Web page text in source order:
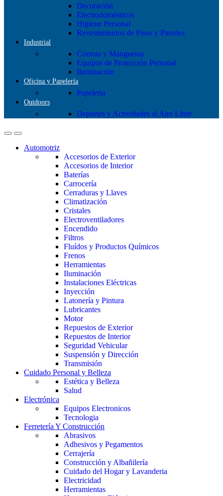
Decoración
Electrodomésticos
Higiene Personal
Revestimientos de Pisos y Paredes
Industrial
Correas y Mangueras
Equipos de Protección Personal
Iluminación
Oficina y Papelería
Papeleria
Outdoors
Deportes y Actividades al Aire Libre
Automotriz
Accesorios de Exterior
Accesorios de Interior
Baterías
Carrocería
Cerraduras y Llaves
Climatización
Cristales
Electroventiladores
Encendido
Filtros
Fluídos y Productos Químicos
Frenos
Herramientas
Iluminación
Instalaciones Eléctricas
Inyección
Latonería y Pintura
Lubricantes
Motor
Repuestos de Exterior
Repuestos de Interior
Seguridad Vehicular
Suspensión y Dirección
Transmisión
Cuidado Personal y Belleza
Estética y Belleza
Salud
Electrónica
Equipos Electronicos
Tecnologia
Ferretería Y Construcción
Abrasivos
Adhesivos y Pegamentos
Cerrajería
Construcción y Albañilería
Cuidado del Hogar y Lavanderia
Electricidad
Herramientas